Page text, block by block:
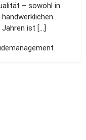
– sowohl in
ist […]